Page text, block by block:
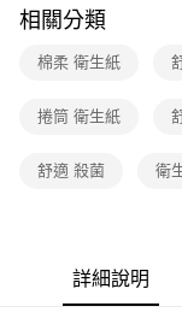
相關分類
棉柔 衛生紙
捲筒 衛生紙
舒適 殺菌 衛
詳細說明